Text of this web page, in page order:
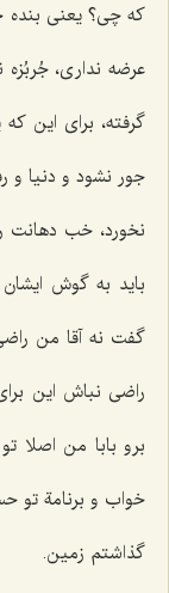
که چی؟ یعنی بنده
عرضه نداری،
گرفته، برای این
جور نشود و دنیا و
نخورد، خب دهانت
باید به گوش ایشان
گفت نه آقا من
راضی نباش این
برو بابا من اصلا
خواب و برنامة تو
گذاشتم زمین.